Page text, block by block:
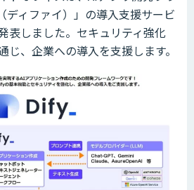
ディファイ）」の導入支援サービ
表しました。セキュリティ強化
じ、企業への導入を支援します。